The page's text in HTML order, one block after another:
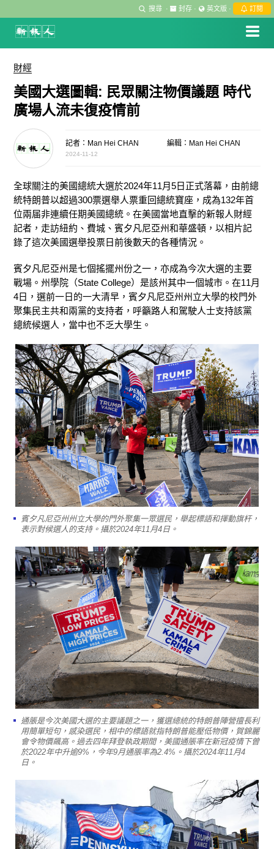
搜尋 · 封存 · 英文版 · 訂閱
財經
美國大選圖輯: 民眾關注物價議題 時代
廣場人流未復疫情前
記者：Man Hei CHAN 編輯：Man Hei CHAN
2024-11-12
全球關注的美國總統大選於2024年11月5日正式落幕，由前總
統特朗普以超過300票選舉人票重回總統寶座，成為132年首
位兩届非連續任期美國總統。在美國當地直擊的新報人財經
記者，走訪紐約、費城、賓夕凡尼亞州和華盛頓，以相片記
錄了這次美國選舉投票日前後數天的各種情況。
賓夕凡尼亞州是七個搖擺州份之一，亦成為今次大選的主要
戰場。州學院（State College）是該州其中一個城市。在11月
4日，選前一日的一大清早，賓夕凡尼亞州州立大學的校門外
聚集民主共和兩黨的支持者，呼籲路人和駕駛人士支持該黨
總統候選人，當中也不乏大學生。
賓夕凡尼亞州州立大學的門外聚集一眾選民，舉起標語和揮動旗杆，
表示對候選人的支持。攝於2024年11月4日。
通脹是今次美國大選的主要議題之一，獲選總統的特朗普陣營擅長利
用簡單短句，感染選民，相中的標語就指特朗普能壓低物價，賀錦麗
會令物價飆高。過去四年拜登執政期間，美國通脹率在新冠疫情下曾
於2022年中升逾9%，今年9月通脹率為2.4%。攝於2024年11月4
日。